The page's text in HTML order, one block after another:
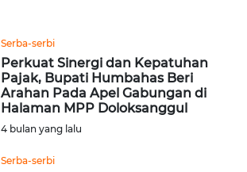
Serba-serbi
Perkuat Sinergi dan Kepatuhan
Pajak, Bupati Humbahas Beri
Arahan Pada Apel Gabungan di
Halaman MPP Doloksanggul
4 bulan yang lalu
Serba-serbi